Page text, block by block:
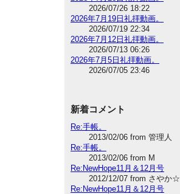
2026/07/26 18:22
2026年7月19日礼拝動画。
2026/07/19 22:34
2026年7月12日礼拝動画。
2026/07/13 06:26
2026年7月5日礼拝動画。
2026/07/05 23:46
新着コメント
Re:手帳。
2013/02/06 from 管理人
Re:手帳。
2013/02/06 from M
Re:NewHope11月＆12月号
2012/12/07 from さやか☆
Re:NewHope11月＆12月号